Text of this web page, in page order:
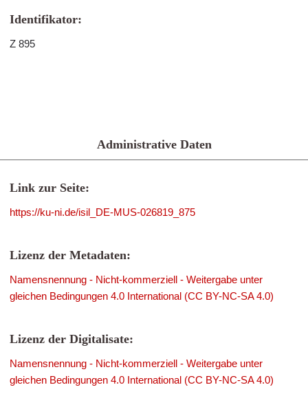
Identifikator:
Z 895
Administrative Daten
Link zur Seite:
https://ku-ni.de/isil_DE-MUS-026819_875
Lizenz der Metadaten:
Namensnennung - Nicht-kommerziell - Weitergabe unter
gleichen Bedingungen 4.0 International (CC BY-NC-SA 4.0)
Lizenz der Digitalisate:
Namensnennung - Nicht-kommerziell - Weitergabe unter
gleichen Bedingungen 4.0 International (CC BY-NC-SA 4.0)